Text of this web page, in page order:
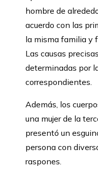
hombre de
acuerdo con las
la misma familia y
Las causas
determinadas por
correspondientes.
Además, los
una mujer de la
presentó un
persona con
raspones.